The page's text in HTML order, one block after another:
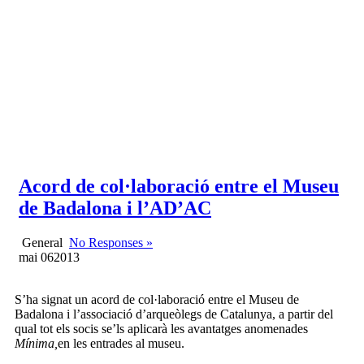
Acord de col·laboració entre el Museu
de Badalona i l’AD’AC
General No Responses »
mai 062013
S’ha signat un acord de col·laboració entre el Museu de
Badalona i l’associació d’arqueòlegs de Catalunya, a partir del
qual tot els socis se’ls aplicarà les avantatges anomenades
Mínima, en les entrades al museu.